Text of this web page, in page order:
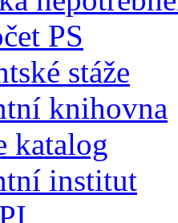
PS
stáže
knihovna
katalog
institut